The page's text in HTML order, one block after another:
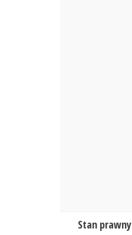
Stan prawny